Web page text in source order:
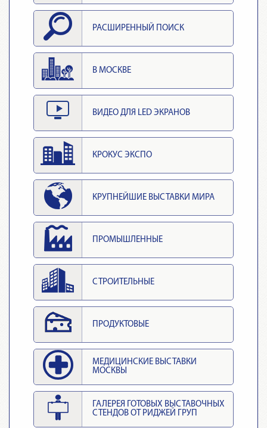
РАСШИРЕННЫЙ ПОИСК
В МОСКВЕ
ВИДЕО ДЛЯ LED ЭКРАНОВ
КРОКУС ЭКСПО
КРУПНЕЙШИЕ ВЫСТАВКИ МИРА
ПРОМЫШЛЕННЫЕ
СТРОИТЕЛЬНЫЕ
ПРОДУКТОВЫЕ
МЕДИЦИНСКИЕ ВЫСТАВКИ
МОСКВЫ
ГАЛЕРЕЯ ГОТОВЫХ ВЫСТАВОЧНЫХ
СТЕНДОВ ОТ РИДЖЕЙ ГРУП